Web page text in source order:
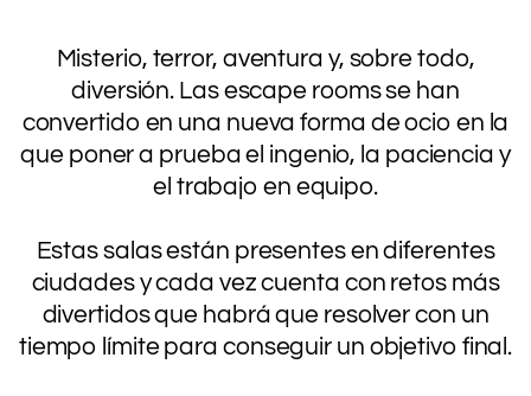
Misterio, terror, aventura y, sobre todo,
diversión. Las escape rooms se han
convertido en una nueva forma de ocio en la
que poner a prueba el ingenio, la paciencia y
el trabajo en equipo.
Estas salas están presentes en diferentes
ciudades y cada vez cuenta con retos más
divertidos que habrá que resolver con un
tiempo límite para conseguir un objetivo final.